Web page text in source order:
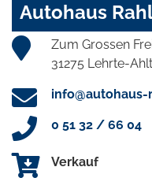
Autohaus
Zum Grossen
31275 Lehrte-
0 51 32 / 66 04
Verkauf